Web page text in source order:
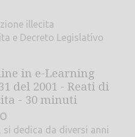
illecita
e Decreto Legislativo
in e-Learning
del 2001 - Reati di
- 30 minuti
dedica da diversi anni